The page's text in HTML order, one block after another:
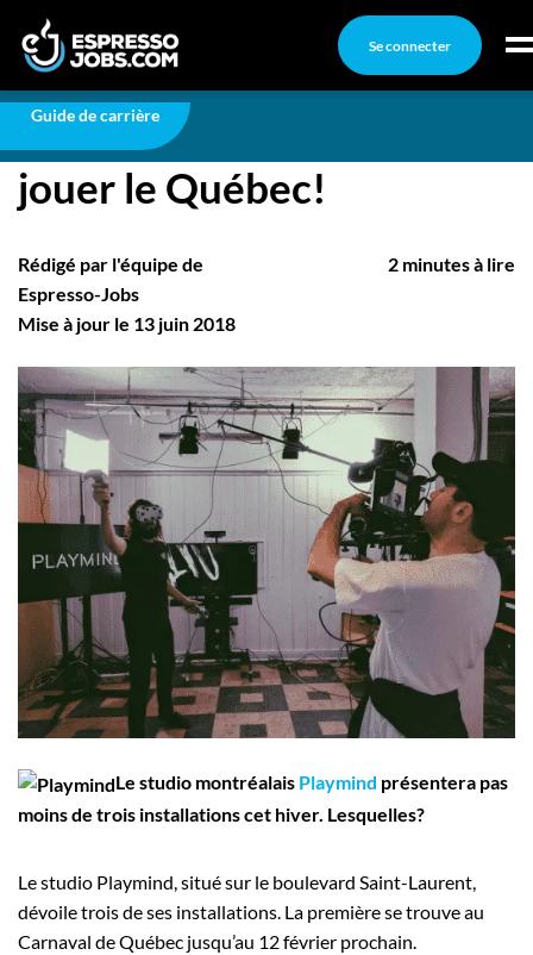
Se connecter
Connexion
Créez un compte
Recherchez un emploi
Compagnies
Ma boîte à outils
Conseils carrière
Nos chroniques
Inscrivez-vous à l'infolettre
Employeurs
Publiez une offre d'emploi
Guide de carrière
Carrière Cet hiver, Playmind fait jouer le Québec!
Cet hiver, Playmind fait
jouer le Québec!
Rédigé par l'équipe de
Espresso-Jobs
Mise à jour le 13 juin 2018
2 minutes à lire
Le studio montréalais Playmind présentera pas
moins de trois installations cet hiver. Lesquelles?
Le studio Playmind, situé sur le boulevard Saint-Laurent,
dévoile trois de ses installations. La première se trouve au
Carnaval de Québec jusqu’au 12 février prochain.